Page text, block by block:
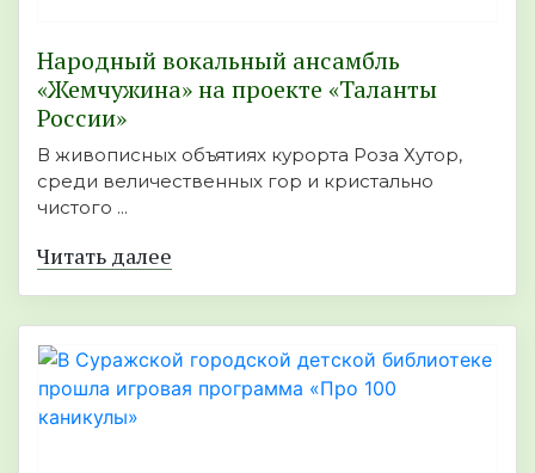
Народный вокальный ансамбль
«Жемчужина» на проекте «Таланты
России»
В живописных объятиях курорта Роза Хутор,
среди величественных гор и кристально
чистого ...
Читать далее